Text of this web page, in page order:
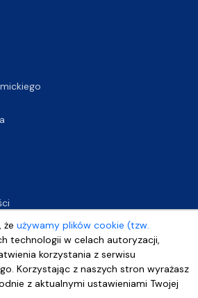
żeużywamy plików cookie (tzw.
technologii w celach autoryzacji,
korzystania z serwisu
Korzystając z naszych stron wyrażasz
z aktualnymi ustawieniami Twojej